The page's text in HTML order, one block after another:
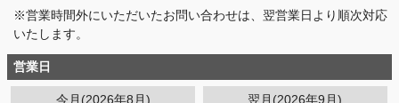
※営業時間外にいただいたお問い合わせは、翌営業日より順次対応
いたします。
営業日
今月(2026年8月) 翌月(2026年9月)